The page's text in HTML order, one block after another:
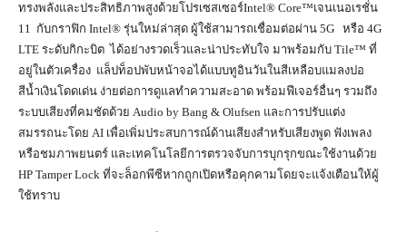
ทรงพลังและประสิทธิภาพสูงด้วยโปรเซสเซอร์Intel® Core™เจนเนอเรชั่น
11 กับกราฟิก Intel® รุ่นใหม่ล่าสุด ผู้ใช้สามารถเชื่อมต่อผ่าน 5G หรือ 4G
LTE ระดับกิกะบิต ได้อย่างรวดเร็วและน่าประทับใจ มาพร้อมกับ Tile™ ที่
อยู่ในตัวเครื่อง แล็ปท็อปพับหน้าจอได้แบบทูอินวันในสีเหลือบแมลงปอ
สีน้ำเงินโดดเด่น ง่ายต่อการดูแลทำความสะอาด พร้อมฟีเจอร์อื่นๆ รวมถึง
ระบบเสียงที่คมชัดด้วย Audio by Bang & Olufsen และการปรับแต่ง
สมรรถนะโดย AI เพื่อเพิ่มประสบการณ์ด้านเสียงสำหรับเสียงพูด ฟังเพลง
หรือชมภาพยนตร์ และเทคโนโลยีการตรวจจับการบุกรุกขณะใช้งานด้วย
HP Tamper Lock ที่จะล็อกพีซีหากถูกเปิดหรือคุกคามโดยจะแจ้งเตือนให้ผู้
ใช้ทราบ